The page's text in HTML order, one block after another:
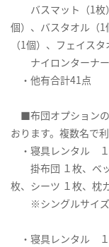
バスマット（1枚
個）、バスタオル（
（1個）、フェイスタ
ナイロンターナー
・他有合計41点
■布団オプション
おります。複数名で
・寝具レンタル
掛布団 １枚、ベッ
枚、シーツ １枚、枕
※シングルサイズ
・寝具レンタル